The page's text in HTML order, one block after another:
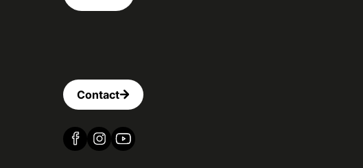
Contact
Vind ons op Facebook
Vind ons op Instagram
Vind ons op YouTube